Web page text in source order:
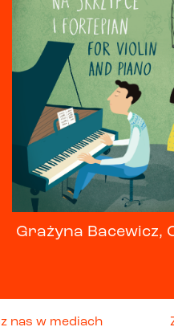
Grażyna Bacewicz,
nas w mediach